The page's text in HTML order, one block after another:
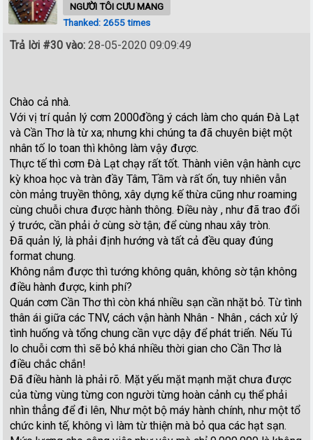
NGƯỜI TÔI CƯU MANG
Thanked: 2655 times
Trả lời #30 vào: 28-05-2020 09:09:49
Chào cả nhà.
Với vị trí quản lý cơm 2000đồng ý cách làm cho quán Đà Lạt
và Cần Thơ là từ xa; nhưng khi chúng ta đã chuyên biệt một
nhân tố lo toan thì không làm vậy được.
Thực tế thì cơm Đà Lạt chạy rất tốt. Thành viên vận hành cực
kỳ khoa học và tràn đầy Tâm, Tầm và rất ổn, tuy nhiên vẫn
còn mảng truyền thông, xây dựng kế thừa cũng như roaming
cùng chuỗi chưa được hành thông. Điều này , như đã trao đổi
ý trước, cần phải ở cùng sờ tận; để cùng nhau xây tròn.
Đã quản lý, là phải định hướng và tất cả đều quay đúng
format chung.
Không nắm được thì tướng không quân, không sờ tận không
điều hành được, kinh phí?
Quán cơm Cần Thơ thì còn khá nhiều sạn cần nhặt bỏ. Từ tình
thân ái giữa các TNV, cách vận hành Nhân - Nhân , cách xử lý
tình huống và tổng chung cần vực dậy để phát triển. Nếu Tú
lo chuỗi cơm thì sẽ bỏ khá nhiều thời gian cho Cần Thơ là
điều chắc chắn!
Đã điều hành là phải rõ. Mặt yếu mặt mạnh mặt chưa được
của từng vùng từng con người từng hoàn cảnh cụ thể phải
nhìn thẳng để đi lên, Như một bộ máy hành chính, như một tổ
chức kinh tế, không vì làm từ thiện mà bỏ qua các hạt sạn.